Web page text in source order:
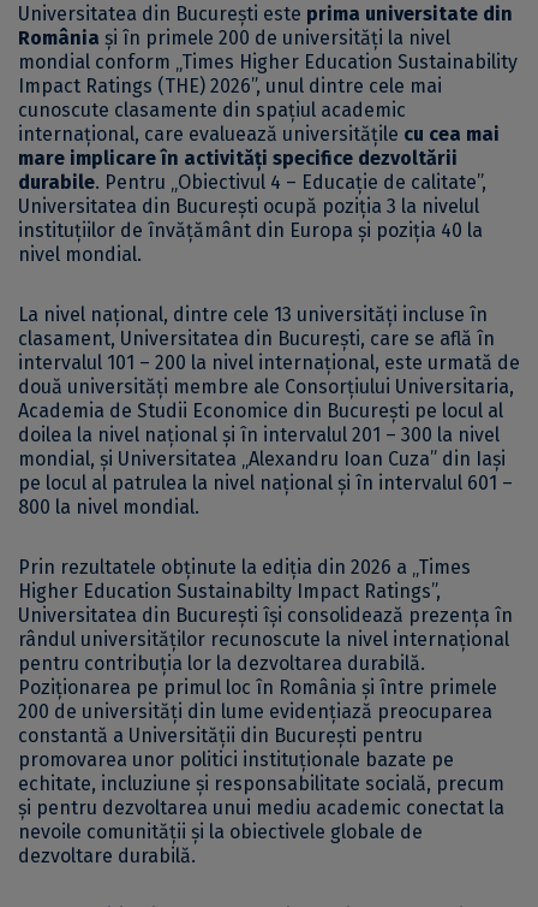
Universitatea din București este prima universitate din
România și în primele 200 de universități la nivel
mondial conform „Times Higher Education Sustainability
Impact Ratings (THE) 2026”, unul dintre cele mai
cunoscute clasamente din spațiul academic
internațional, care evaluează universitățile cu cea mai
mare implicare în activități specifice dezvoltării
durabile. Pentru „Obiectivul 4 – Educație de calitate”,
Universitatea din București ocupă poziția 3 la nivelul
instituțiilor de învățământ din Europa și poziția 40 la
nivel mondial.
La nivel național, dintre cele 13 universități incluse în
clasament, Universitatea din București, care se află în
intervalul 101 – 200 la nivel internațional, este urmată de
două universități membre ale Consorțiului Universitaria,
Academia de Studii Economice din București pe locul al
doilea la nivel național și în intervalul 201 – 300 la nivel
mondial, și Universitatea „Alexandru Ioan Cuza” din Iași
pe locul al patrulea la nivel național și în intervalul 601 –
800 la nivel mondial.
Prin rezultatele obținute la ediția din 2026 a „Times
Higher Education Sustainabilty Impact Ratings”,
Universitatea din București își consolidează prezența în
rândul universităților recunoscute la nivel internațional
pentru contribuția lor la dezvoltarea durabilă.
Poziționarea pe primul loc în România și între primele
200 de universități din lume evidențiază preocuparea
constantă a Universității din București pentru
promovarea unor politici instituționale bazate pe
echitate, incluziune și responsabilitate socială, precum
și pentru dezvoltarea unui mediu academic conectat la
nevoile comunității și la obiectivele globale de
dezvoltare durabilă.